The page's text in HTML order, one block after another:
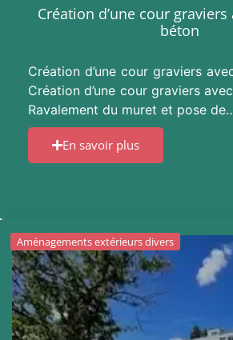
Création d’une cour graviers
béton
Création d’une cour graviers
Création d’une cour graviers
Ravalement du muret et pose
En savoir plus
Aménagements extérieurs divers